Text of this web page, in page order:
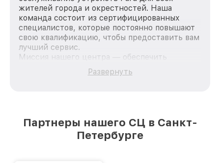
жителей города и окрестностей. Наша
команда состоит из сертифицированных
специалистов, которые постоянно повышают
свою квалификацию, чтобы предоставить вам
лучший сервис.
Миссия нашего центра — обеспечить
качественный и доступный ремонт для
каждого пользователя продукции Pard, вне
лучшим сервисным центром Pard в городе
Санкт-Петербурге, постоянно повышая
Развернуть
Партнеры нашего СЦ в Санкт-
Петербурге